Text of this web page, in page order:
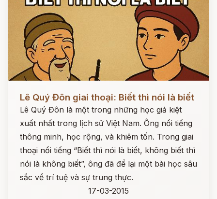
Lê Quý Đôn giai thoại: Biết thì nói là biết
Lê Quý Đôn là một trong những học giả kiệt
xuất nhất trong lịch sử Việt Nam. Ông nổi tiếng
thông minh, học rộng, và khiêm tốn. Trong giai
thoại nổi tiếng “Biết thì nói là biết, không biết thì
nói là không biết”, ông đã để lại một bài học sâu
sắc về trí tuệ và sự trung thực.
17-03-2015